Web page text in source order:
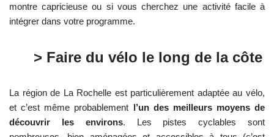
montre capricieuse ou si vous cherchez une activité facile à
intégrer dans votre programme.
> Faire du vélo le long de la côte
La région de La Rochelle est particulièrement adaptée au vélo,
et c’est même probablement l’un des meilleurs moyens de
découvrir les environs. Les pistes cyclables sont